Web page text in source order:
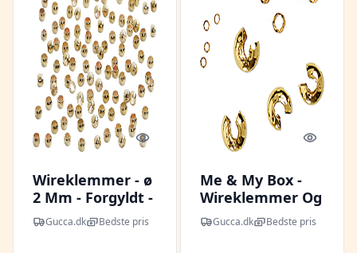
Quick look
Wireklemmer - ø
2 Mm - Forgyldt -
100 Stk.
Gucca.dk Bedste pris
Quick
Me & My Box -
Wireklemmer Og
Knudeskjulere 12
Stk - Guldbelagt
Gucca.dk Bedste pris